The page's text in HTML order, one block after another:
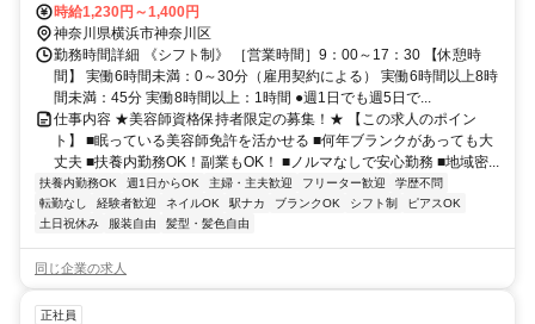
時給1,230円～1,400円
神奈川県横浜市神奈川区
勤務時間詳細 《シフト制》 ［営業時間］9：00～17：30 【休憩時
間】 実働6時間未満：0～30分（雇用契約による） 実働6時間以上8時
間未満：45分 実働8時間以上：1時間 ●週1日でも週5日で...
仕事内容 ★美容師資格保持者限定の募集！★ 【この求人のポイン
ト】 ■眠っている美容師免許を活かせる ■何年ブランクがあっても大
丈夫 ■扶養内勤務OK！副業もOK！ ■ノルマなしで安心勤務 ■地域密...
扶養内勤務OK 週1日からOK 主婦・主夫歓迎 フリーター歓迎
学歴不問
転勤なし
経験者歓迎 ネイルOK 駅ナカ ブランクOK シフト制
ピアスOK
土日祝休み
服装自由 髪型・髪色自由
同じ企業の求人
正社員